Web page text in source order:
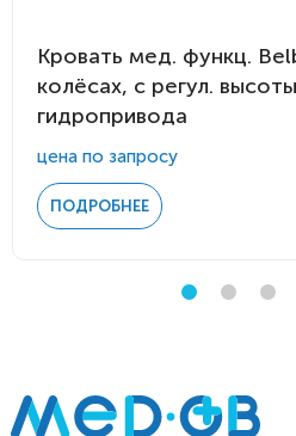
Кровать мед. функц.
колёсах, с регул.
гидропривода
цена по запросу
ПОДРОБНЕЕ